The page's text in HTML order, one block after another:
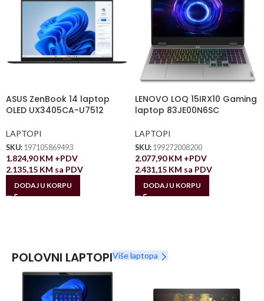
ASUS ZenBook 14 laptop
OLED UX3405CA-U7512
LAPTOPI
SKU: 197105869493
1.824,90KM +PDV
2.135,15 KM sa PDV
DODAJ U KORPU
LENOVO LOQ 15IRX10 Gaming
laptop 83JE00N6SC
LAPTOPI
SKU: 199272008200
2.077,90KM +PDV
2.431,15 KM sa PDV
DODAJ U KORPU
POLOVNI LAPTOPIViše laptopa